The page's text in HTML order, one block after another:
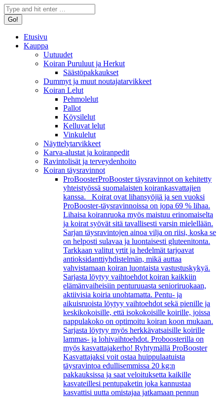
Search:
Etusivu
Kauppa
Uutuudet
Koiran Puruluut ja Herkut
Säästöpakkaukset
Dummyt ja muut noutajatarvikkeet
Koiran Lelut
Pehmolelut
Pallot
Köysilelut
Kelluvat lelut
Vinkulelut
Näyttelytarvikkeet
Karva-alustat ja koiranpedit
Ravintolisät ja terveydenhoito
Koiran täysravinnot
ProBoosterProBooster täysravinnot on kehitetty
yhteistyössä suomalaisten koirankasvattajien
kanssa. Koirat ovat lihansyöjiä ja sen vuoksi
ProBooster-täysravinnoissa on jopa 69 % lihaa.
Lihaisa koiranruoka myös maistuu erinomaiselta
ja koirat syövät sitä tavallisesti varsin mielellään.
Sarjan täysravintojen ainoa vilja on riisi, koska se
on helposti sulavaa ja luontaisesti gluteenitonta.
Tarkkaan valitut yrtit ja hedelmät tarjoavat
antioksidanttiyhdistelmän, mikä auttaa
vahvistamaan koiran luontaista vastustuskykyä.
Sarjasta löytyy vaihtoehdot koiran kaikkiin
elämänvaiheisiin penturuuasta senioriruokaan,
aktiivisia koiria unohtamatta. Pentu- ja
aikuisruoista löytyy vaihtoehdot sekä pienille ja
keskikokoisille, että isokokoisille koirille, joissa
nappulakoko on optimoitu koiran koon mukaan.
Sarjasta löytyy myös herkkävatsaisille koirille
lammas- ja lohivaihtoehdot. Proboosterilla on
myös kasvattajakerho! Ryhtymällä ProBooster
Kasvattajaksi voit ostaa huippulaatuista
täysravintoa edullisemmissa 20 kg:n
pakkauksissa ja saat veloituksetta kaikille
kasvateillesi pentupaketin joka kannustaa
kasvattisi uutta omistajaa jatkamaan pennun